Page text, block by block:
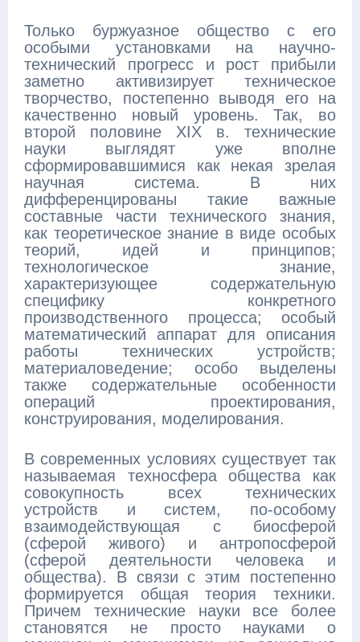
Только буржуазное общество с его
особыми установками на научно-
технический прогресс и рост прибыли
заметно активизирует техническое
творчество, постепенно выводя его на
качественно новый уровень. Так, во
второй половине XIX в. технические
науки выглядят уже вполне
сформировавшимися как некая зрелая
научная система. В них
дифференцированы такие важные
составные части технического знания,
как теоретическое знание в виде особых
теорий, идей и принципов;
технологическое знание,
характеризующее содержательную
специфику конкретного
производственного процесса; особый
математический аппарат для описания
работы технических устройств;
материаловедение; особо выделены
также содержательные особенности
операций проектирования,
конструирования, моделирования.
В современных условиях существует так
называемая техносфера общества как
совокупность всех технических
устройств и систем, по-особому
взаимодействующая с биосферой
(сферой живого) и антропосферой
(сферой деятельности человека и
общества). В связи с этим постепенно
формируется общая теория техники.
Причем технические науки все более
становятся не просто науками о